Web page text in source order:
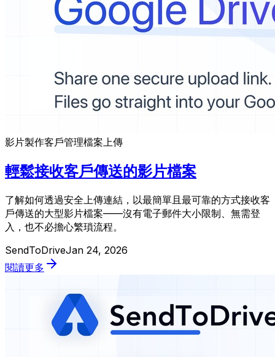
影片製作客戶管理檔案上傳
輕鬆接收客戶傳送的影片檔案
了解如何透過安全上傳連結，以最簡單且最可靠的方式接收客
戶傳送的大型影片檔案——沒有電子郵件大小限制、無需登
入，也不必擔心繁瑣流程。
SendToDriveJan 24, 2026
閱讀更多